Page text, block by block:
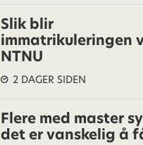
Slik blir
immatrikuleringen
NTNU
2 DAGER SIDEN
Flere med master
det er vanskelig å